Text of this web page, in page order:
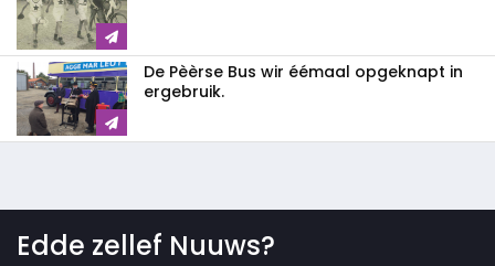
De Pèèrse Bus wir éémaal opgeknapt in
ergebruik.
Edde zellef Nuuws?